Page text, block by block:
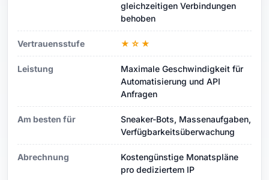
gleichzeitigen Verbindungen
behoben
Vertrauensstufe ★☆★
Leistung
Maximale Geschwindigkeit für
Automatisierung und API
Anfragen
Am besten für
Sneaker-Bots, Massenaufgaben,
Verfügbarkeitsüberwachung
Abrechnung
Kostengünstige Monatspläne
pro dediziertem IP